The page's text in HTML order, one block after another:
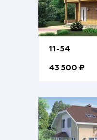
11-54
43 500 ₽